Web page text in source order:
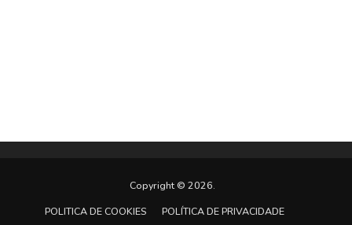
Copyright © 2026.
POLITICA DE COOKIES
POLÍTICA DE PRIVACIDADE